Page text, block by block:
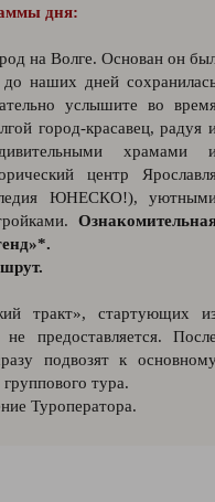
дня:
на Волге. Основан он
наших дней
услышите во
город-красавец, радуя
храмами
центр
ЮНЕСКО!),
тракт», стартующих
предоставляется.
подвозят к
тура.
Туроператора.